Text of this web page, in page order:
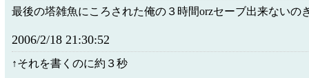
最後の塔雑魚にころされた俺の３時間orzセーブ出来ないの
2006/2/18 21:30:52
↑それを書くのに約３秒